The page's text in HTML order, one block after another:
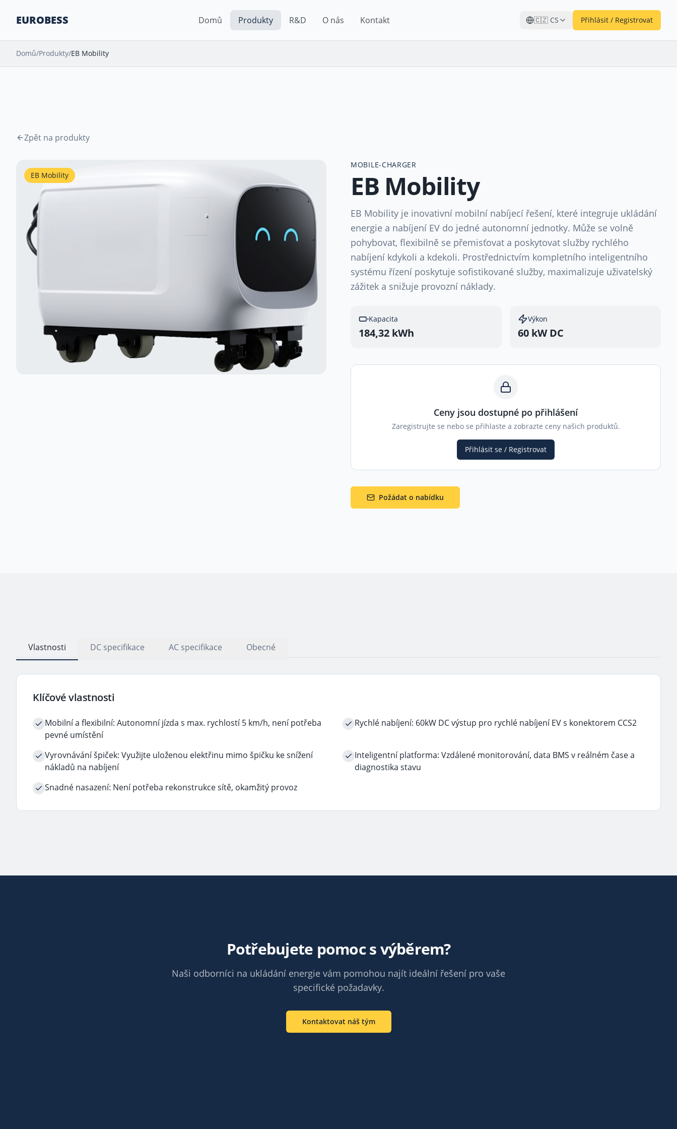
EUROBESS Domů Produkty R&D O nás Kontakt 🇨🇿 CS Přihlásit / Registrovat
Domů/Produkty/EB Mobility
Zpět na produkty
EB Mobility
MOBILE-CHARGER
EB Mobility
EB Mobility je inovativní mobilní nabíjecí řešení, které integruje ukládání
energie a nabíjení EV do jedné autonomní jednotky. Může se volně
pohybovat, flexibilně se přemisťovat a poskytovat služby rychlého
nabíjení kdykoli a kdekoli. Prostřednictvím kompletního inteligentního
systému řízení poskytuje sofistikované služby, maximalizuje uživatelský
zážitek a snižuje provozní náklady.
Kapacita
184,32 kWh
Výkon
60 kW DC
Ceny jsou dostupné po přihlášení
Zaregistrujte se nebo se přihlaste a zobrazte ceny našich produktů.
Přihlásit se / Registrovat
Požádat o nabídku
Vlastnosti DC specifikace AC specifikace Obecné
Klíčové vlastnosti
Mobilní a flexibilní: Autonomní jízda s max. rychlostí 5 km/h, není potřeba
pevné umístění
Rychlé nabíjení: 60kW DC výstup pro rychlé nabíjení EV s konektorem CCS2
Vyrovnávání špiček: Využijte uloženou elektřinu mimo špičku ke snížení
nákladů na nabíjení
Inteligentní platforma: Vzdálené monitorování, data BMS v reálném čase a
diagnostika stavu
Snadné nasazení: Není potřeba rekonstrukce sítě, okamžitý provoz
Potřebujete pomoc s výběrem?
Naši odborníci na ukládání energie vám pomohou najít ideální řešení pro vaše
specifické požadavky.
Kontaktovat náš tým